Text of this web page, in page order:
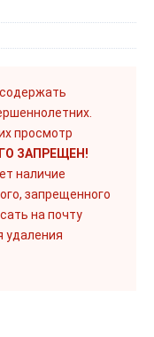
просмотр
ЗАПРЕЩЕН!
наличие
запрещенного
на почту
удаления